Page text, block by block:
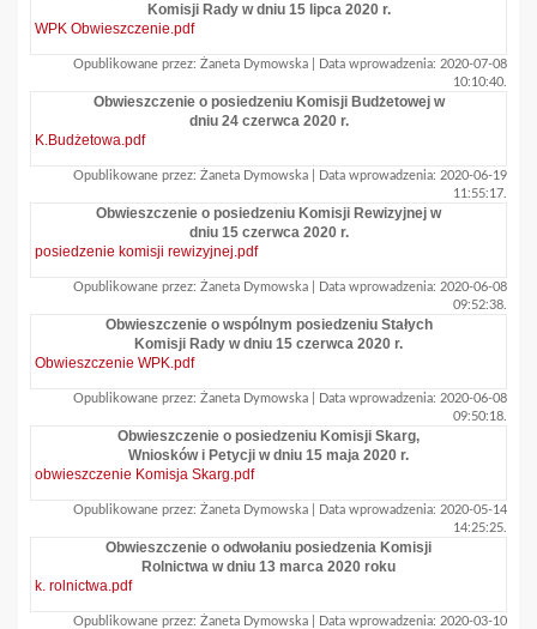
Komisji Rady w dniu 15 lipca 2020 r.
WPK Obwieszczenie.pdf
Opublikowane przez: Żaneta Dymowska | Data wprowadzenia: 2020-07-08
10:10:40.
Obwieszczenie o posiedzeniu Komisji Budżetowej w
dniu 24 czerwca 2020 r.
K.Budżetowa.pdf
Opublikowane przez: Żaneta Dymowska | Data wprowadzenia: 2020-06-19
11:55:17.
Obwieszczenie o posiedzeniu Komisji Rewizyjnej w
dniu 15 czerwca 2020 r.
posiedzenie komisji rewizyjnej.pdf
Opublikowane przez: Żaneta Dymowska | Data wprowadzenia: 2020-06-08
09:52:38.
Obwieszczenie o wspólnym posiedzeniu Stałych
Komisji Rady w dniu 15 czerwca 2020 r.
Obwieszczenie WPK.pdf
Opublikowane przez: Żaneta Dymowska | Data wprowadzenia: 2020-06-08
09:50:18.
Obwieszczenie o posiedzeniu Komisji Skarg,
Wniosków i Petycji w dniu 15 maja 2020 r.
obwieszczenie Komisja Skarg.pdf
Opublikowane przez: Żaneta Dymowska | Data wprowadzenia: 2020-05-14
14:25:25.
Obwieszczenie o odwołaniu posiedzenia Komisji
Rolnictwa w dniu 13 marca 2020 roku
k. rolnictwa.pdf
Opublikowane przez: Żaneta Dymowska | Data wprowadzenia: 2020-03-10